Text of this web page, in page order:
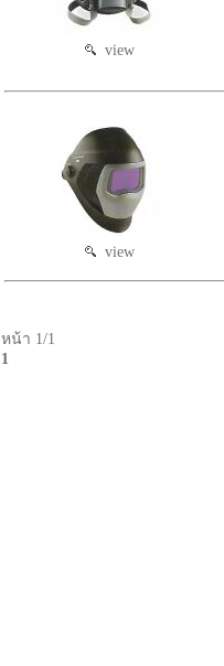
view
view
หน้า 1/1
1